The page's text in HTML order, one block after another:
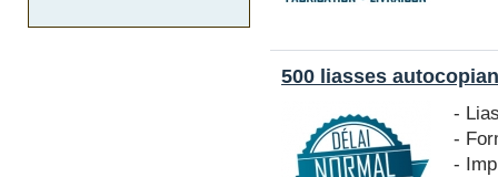
500 liasses
-
-
-